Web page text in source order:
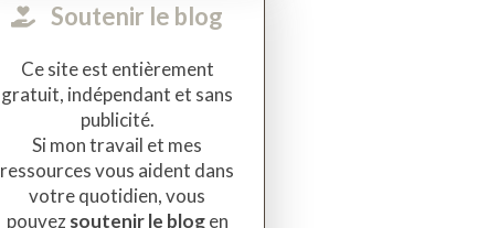
Soutenir le blog
Ce site est entièrement
gratuit, indépendant et sans
publicité.
Si mon travail et mes
ressources vous aident dans
votre quotidien, vous
pouvezsoutenir le blogen